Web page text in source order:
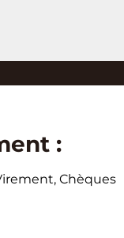
:
Chèques